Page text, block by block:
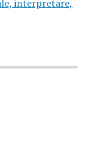
interpretare,